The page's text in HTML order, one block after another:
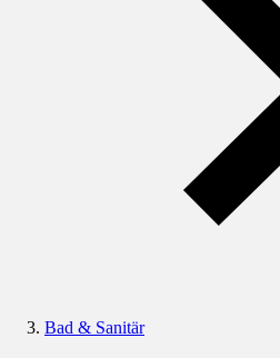
Bad & Sanitär